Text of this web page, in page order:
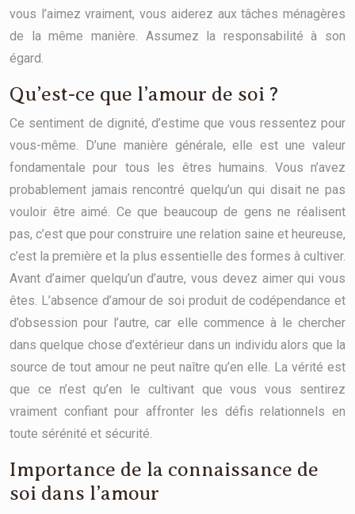
vous l’aimez vraiment, vous aiderez aux tâches ménagères
de la même manière. Assumez la responsabilité à son
égard.
Qu’est-ce que l’amour de soi ?
Ce sentiment de dignité, d’estime que vous ressentez pour
vous-même. D’une manière générale, elle est une valeur
fondamentale pour tous les êtres humains. Vous n’avez
probablement jamais rencontré quelqu’un qui disait ne pas
vouloir être aimé. Ce que beaucoup de gens ne réalisent
pas, c’est que pour construire une relation saine et heureuse,
c’est la première et la plus essentielle des formes à cultiver.
Avant d’aimer quelqu’un d’autre, vous devez aimer qui vous
êtes. L’absence d’amour de soi produit de codépendance et
d’obsession pour l’autre, car elle commence à le chercher
dans quelque chose d’extérieur dans un individu alors que la
source de tout amour ne peut naître qu’en elle. La vérité est
que ce n’est qu’en le cultivant que vous vous sentirez
vraiment confiant pour affronter les défis relationnels en
toute sérénité et sécurité.
Importance de la connaissance de
soi dans l’amour